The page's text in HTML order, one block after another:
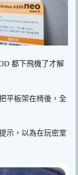
都下飛機了才解
平板架在椅後，全
示，以為在玩密室